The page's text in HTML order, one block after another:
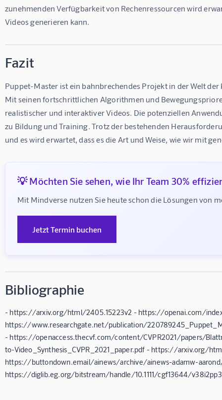
zunehmenden Verfügbarkeit von Rechenressourcen wird
Videos generieren kann.
Fazit
Puppet-Master ist ein bahnbrechendes Projekt in der Welt
Mit seinen fortschrittlichen Algorithmen und
realistischer und interaktiver Videos. Die potenziellen
zu Bildung und Training. Trotz der bestehenden
und es wird erwartet, dass es die Art und Weise, wie wir mit
💡 Möchten Sie sehen, wie Ihr Team 30%
Mit Mindverse nutzen Sie heute schon die Lösungen von
Jetzt Termin buchen
Bibliographie
- https://arxiv.org/html/2405.15223v2 - https://openai.com/
https://www.researchgate.net/publication/
- https://openaccess.thecvf.com/content/CVPR2021/papers/
to-Video_Synthesis_CVPR_2021_paper.pdf - https://arxiv.org/
https://buttondown.email/ainews/archive/ainews-adamw-
https://diglib.eg.org/bitstream/handle/10.1111/cgf13644/